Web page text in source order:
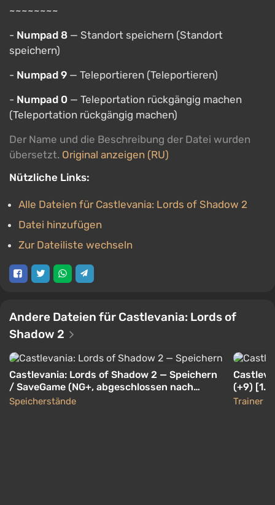
~~~~~~~~
- Numpad 8 — Standort speichern (Standort
speichern)
- Numpad 9 — Teleportieren (Teleportieren)
- Numpad 0 — Teleportation rückgängig machen
(Teleportation rückgängig machen)
Der Name und die Beschreibung der Datei wurden
übersetzt. Original anzeigen (RU)
Nützliche Links:
Alle Dateien für Castlevania: Lords of Shadow 2
Datei hinzufügen
Zur Dateiliste wechseln
Andere Dateien für Castlevania: Lords of
Shadow 2
Castlevania: Lords of Shadow 2 — Speichern
/ SaveGame (NG+, abgeschlossen nach
Puppeteer)
Speicherstände
(+9)
Trainer